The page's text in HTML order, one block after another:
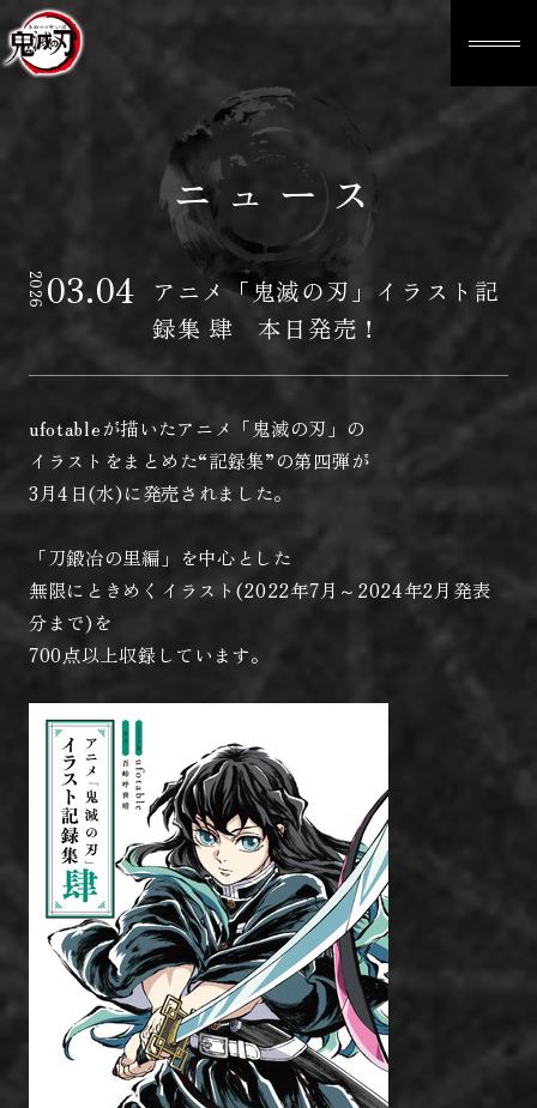
ニュース
202603.04
アニメ「鬼滅の刃」イラスト記
録集 肆 本日発売！
ufotableが描いたアニメ「鬼滅の刃」の
イラストをまとめた“記録集”の第四弾が
3月4日(水)に発売されました。
「刀鍛冶の里編」を中心とした
無限にときめくイラスト(2022年7月～2024年2月発表
分まで)を
700点以上収録しています。